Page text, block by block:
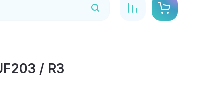
Найти
/ R3